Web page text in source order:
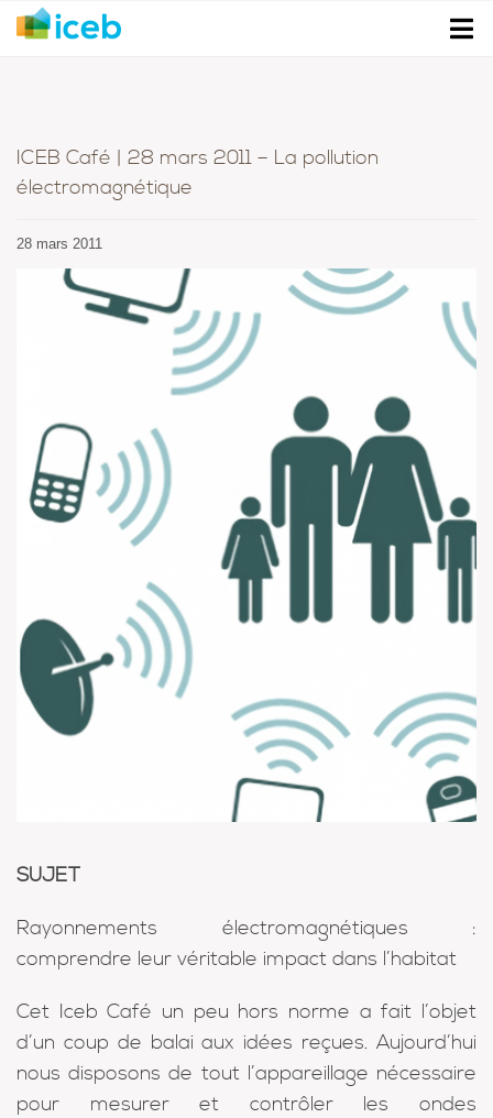
ICEB Café | 28 mars 2011 – La pollution
électromagnétique
28 mars 2011
SUJET
Rayonnements électromagnétiques :
comprendre leur véritable impact dans l’habitat
Cet Iceb Café un peu hors norme a fait l’objet
d’un coup de balai aux idées reçues. Aujourd’hui
nous disposons de tout l’appareillage nécessaire
pour mesurer et contrôler les ondes